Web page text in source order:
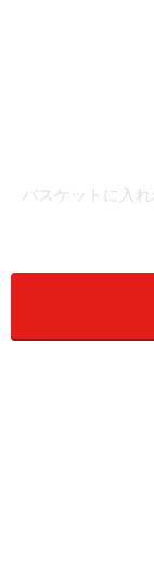
バスケットに入
し。外出自粛
り、片付ける
事の準備から